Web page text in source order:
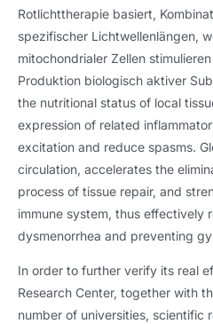
Rotlichttherapie basiert,
spezifischer Lichtwellenlängen,
mitochondrialer Zellen
Produktion biologisch aktiver
the nutritional status of local
expression of related
excitation and reduce spasms.
circulation, accelerates the
process of tissue repair, and
immune system, thus effectively
dysmenorrhea and preventing
In order to further verify its real
Research Center, together with
number of universities, scientific